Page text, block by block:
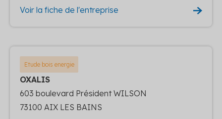
Voir la fiche de l'entreprise
Etude bois energie
OXALIS
603 boulevard Président WILSON
73100 AIX LES BAINS